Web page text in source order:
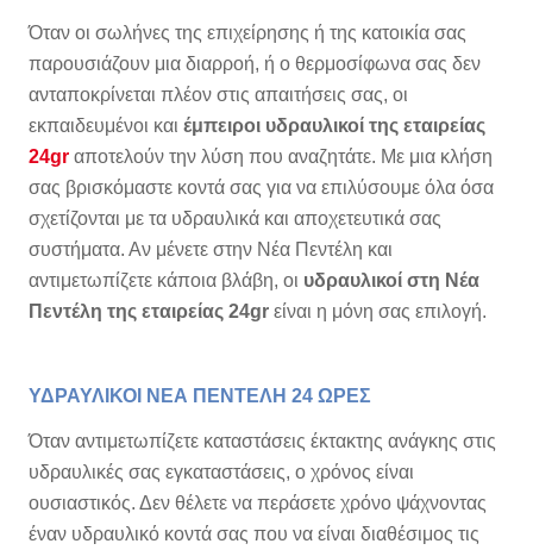
Όταν οι σωλήνες της επιχείρησης ή της κατοικία σας
παρουσιάζουν μια διαρροή, ή ο θερμοσίφωνα σας δεν
ανταποκρίνεται πλέον στις απαιτήσεις σας, οι
εκπαιδευμένοι και έμπειροι υδραυλικοί της εταιρείας
24gr αποτελούν την λύση που αναζητάτε. Με μια κλήση
σας βρισκόμαστε κοντά σας για να επιλύσουμε όλα όσα
σχετίζονται με τα υδραυλικά και αποχετευτικά σας
συστήματα. Αν μένετε στην Νέα Πεντέλη και
αντιμετωπίζετε κάποια βλάβη, οι υδραυλικοί στη Νέα
Πεντέλη της εταιρείας 24gr είναι η μόνη σας επιλογή.
ΥΔΡΑΥΛΙΚΟΙ ΝΕΑ ΠΕΝΤΕΛΗ 24 ΩΡΕΣ
Όταν αντιμετωπίζετε καταστάσεις έκτακτης ανάγκης στις
υδραυλικές σας εγκαταστάσεις, ο χρόνος είναι
ουσιαστικός. Δεν θέλετε να περάσετε χρόνο ψάχνοντας
έναν υδραυλικό κοντά σας που να είναι διαθέσιμος τις